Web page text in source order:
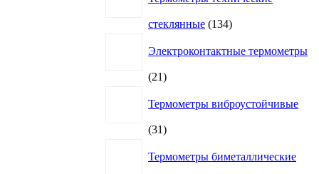
стеклянные 134134
Электроконтактные термометры
2121
Термометры виброустойчивые
3131
Термометры биметаллические